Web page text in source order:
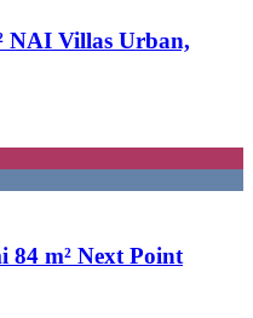
NAI Villas Urban,
84 m² Next Point